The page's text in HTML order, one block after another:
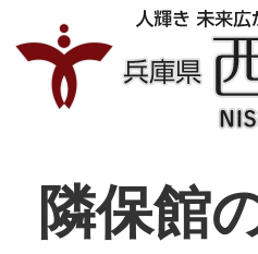
隣保館